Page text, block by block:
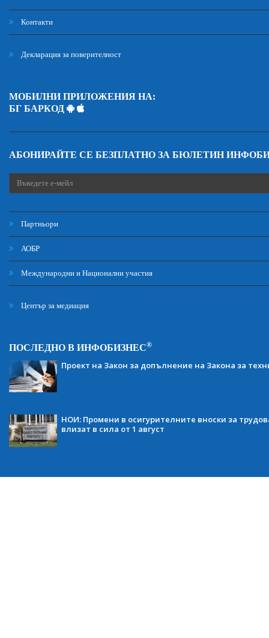
Контакти
Декларация за поверителност
МОБИЛНИ ПРИЛОЖЕНИЯ НА:
БГ БАРКОД
АБОНИРАЙТЕ СЕ БЕЗПЛАТНО ЗА БЮЛЕТИН
Партньори
АОБР
Международни и Национални участия
Център за медиация
ПОСЛЕДНО В ИНФОБИЗНЕС®
Проект на Закон за допълнение на Закона за
НОИ: Промени в осигурителните вноски за
влизат в сила от 1 август